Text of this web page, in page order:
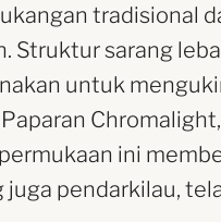
tradisional
Struktur sarang
untuk
ini
juga pendarkilau,